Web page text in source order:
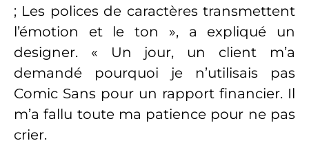
; Les polices de caractères transmettent
l’émotion et le ton », a expliqué un
designer. « Un jour, un client m’a
demandé pourquoi je n’utilisais pas
Comic Sans pour un rapport financier. Il
m’a fallu toute ma patience pour ne pas
crier.